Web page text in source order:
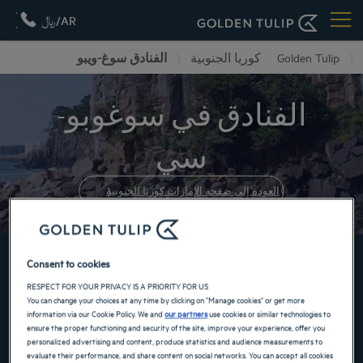
AR/﷼
Golden Tulip كوريا الجنوبية الفنادق سوغ-ويبو
الفنادق في سوغوبو-
سي
العودة إلى صفحة الإمارات كوريا الجنوبية
Consent to cookies
RESPECT FOR YOUR PRIVACY IS A PRIORITY FOR US
You can change your choices at any time by clicking on "Manage cookies" or get more
information via our Cookie Policy. We andour partnersuse cookies or similar technologies to
ensure the proper functioning and security of the site, improve your experience, offer you
personalized advertising and content, produce statistics and audience measurements to
evaluate their performance, and share content on social networks. You can accept all cookies